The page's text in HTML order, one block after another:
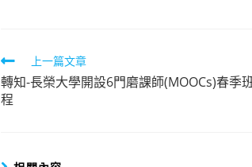
Read
more
articles
上一篇文章
轉知-長榮大學開設6門磨課師(MOOCs)春季
程